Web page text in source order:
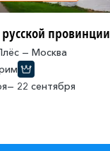
провинции
— Москва
22 сентября